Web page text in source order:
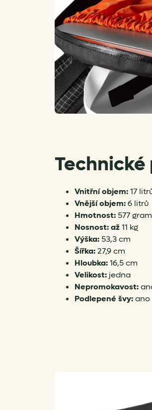
Vnitřní objem:17
Vnější objem:6 litrů
Hmotnost: 577
Nosnost: až11 kg
Výška: 53,3 cm
Šířka:27,9 cm
Hloubka:16,5 cm
Velikost: jedna
Nepromokavost:
Podlepené švy:ano